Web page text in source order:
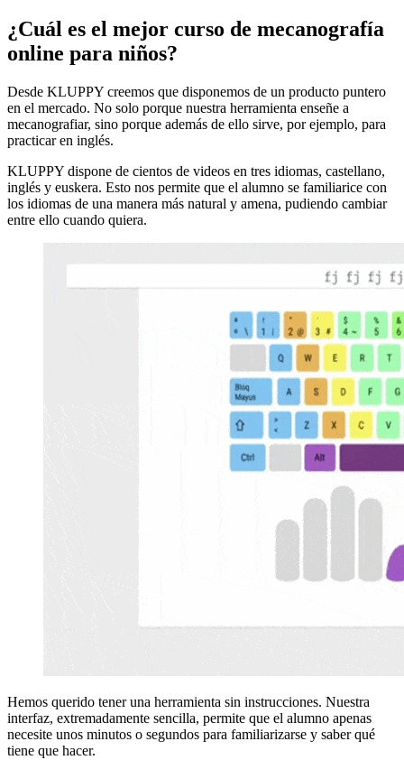
¿Cuál es el mejor curso de mecanografía
online para niños?
Desde KLUPPY creemos que disponemos de un producto puntero
en el mercado. No solo porque nuestra herramienta enseñe a
mecanografiar, sino porque además de ello sirve, por ejemplo, para
practicar en inglés.
KLUPPY dispone de cientos de videos en tres idiomas, castellano,
inglés y euskera. Esto nos permite que el alumno se familiarice con
los idiomas de una manera más natural y amena, pudiendo cambiar
entre ello cuando quiera.
Hemos querido tener una herramienta sin instrucciones. Nuestra
interfaz, extremadamente sencilla, permite que el alumno apenas
necesite unos minutos o segundos para familiarizarse y saber qué
tiene que hacer.